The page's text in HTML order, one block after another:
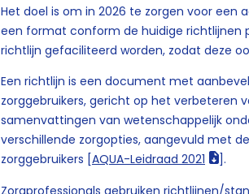
Het doel is om in 2026 te zorgen voor een
een format conform de huidige richtlijnen
richtlijn gefaciliteerd worden, zodat deze
Een richtlijn is een document met
zorggebruikers, gericht op het verbeteren
samenvattingen van wetenschappelijk
verschillende zorgopties, aangevuld met
zorggebruikers [AQUA-Leidraad 2021
].